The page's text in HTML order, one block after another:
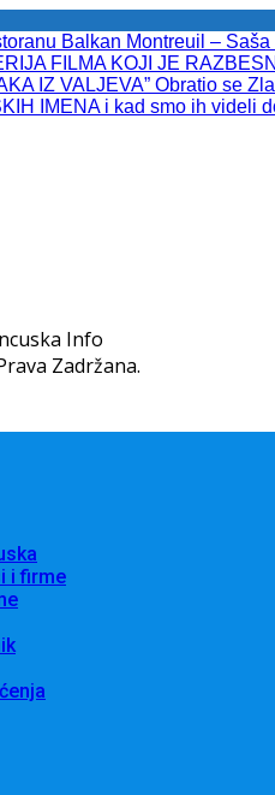
Balkan Montreuil –
FILMA KOJI JE
IZ VALJEVA” Obratio se
IMENA i kad smo ih videli
Info
Zadržana.
i firme